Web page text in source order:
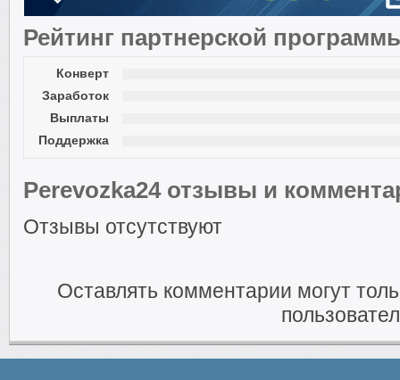
Рейтинг партнерской
Конверт
Заработок
Выплаты
Поддержка
Perevozka24 отзывы и
Отзывы отсутствуют
Оставлять комментарии могут